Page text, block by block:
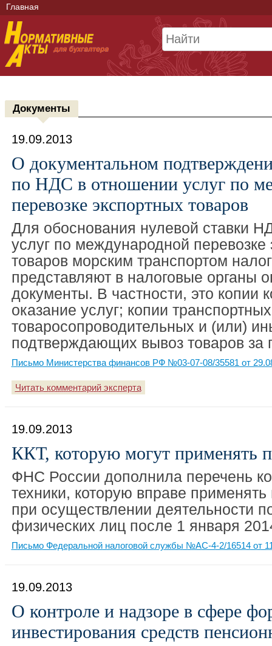
Главная
Документы
19.09.2013
О документальном
по НДС в отношении услуг по
перевозке экспортных товаров
Для обоснования нулевой ставки
услуг по международной перевозке
товаров морским транспортом
представляют в налоговые органы
документы. В частности, это копии
оказание услуг; копии
товаросопроводительных и (или)
подтверждающих вывоз товаров за
Письмо Министерства финансов РФ №03-07-08/35581 от
Читать комментарий эксперта
19.09.2013
ККТ, которую могут применять
ФНС России дополнила перечень
техники, которую вправе
при осуществлении деятельности
физических лиц после 1 января
Письмо Федеральной налоговой службы №АС-4-2/16514 от
19.09.2013
О контроле и надзоре в сфере
инвестирования средств